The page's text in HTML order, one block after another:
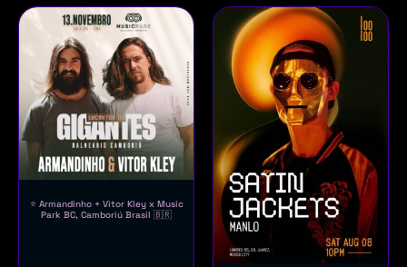
⭐ Armandinho + Vitor Kley x Music
Park BC, Camboriú Brasil 🇧🇷